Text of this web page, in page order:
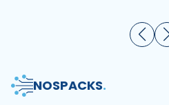
NOSPACKS.